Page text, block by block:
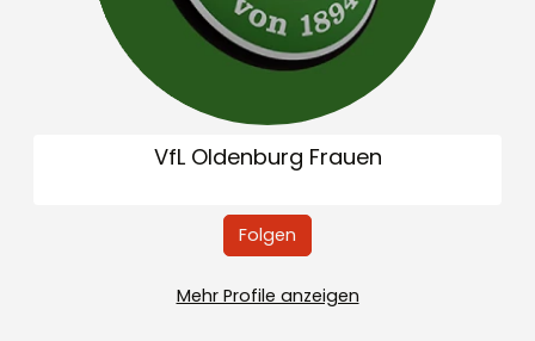
VfL Oldenburg Frauen
Folgen
Mehr Profile anzeigen